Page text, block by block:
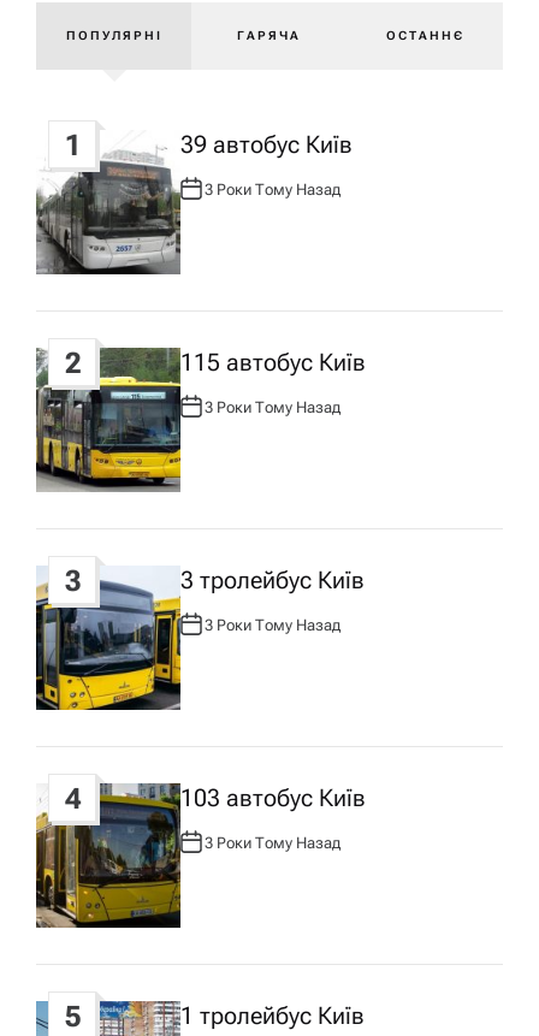
а
ц
і
я
з
а
п
и
с
у
ПОПУЛЯРНІ ГАРЯЧА ОСТАННЄ
1 39 автобус Київ
А
В
Т
О
Р
:
3 Роки Тому Назад
2 115 автобус Київ
А
Т
О
Р
:
3 Роки Тому Назад
3 3 тролейбус Київ
А
В
Т
О
Р
:
3 Роки Тому Назад
4 103 автобус Київ
А
В
Т
О
Р
:
3 Роки Тому Назад
5 1 тролейбус Київ